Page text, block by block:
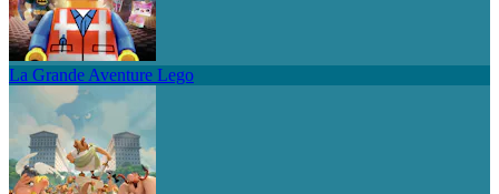
La Grande Aventure Lego